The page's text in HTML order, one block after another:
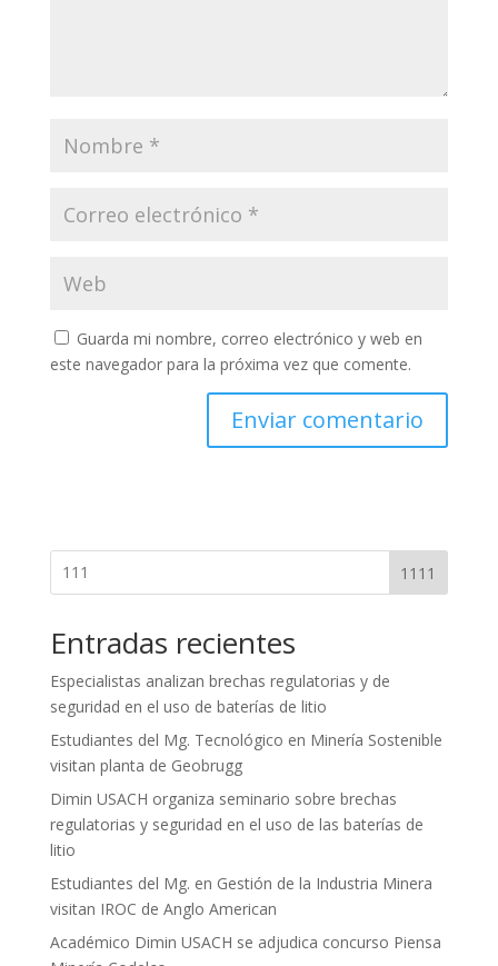
Guarda mi nombre, correo electrónico y web en
este navegador para la próxima vez que comente.
1111
Entradas recientes
Especialistas analizan brechas regulatorias y de
seguridad en el uso de baterías de litio
Estudiantes del Mg. Tecnológico en Minería Sostenible
visitan planta de Geobrugg
Dimin USACH organiza seminario sobre brechas
regulatorias y seguridad en el uso de las baterías de
litio
Estudiantes del Mg. en Gestión de la Industria Minera
visitan IROC de Anglo American
Académico Dimin USACH se adjudica concurso Piensa